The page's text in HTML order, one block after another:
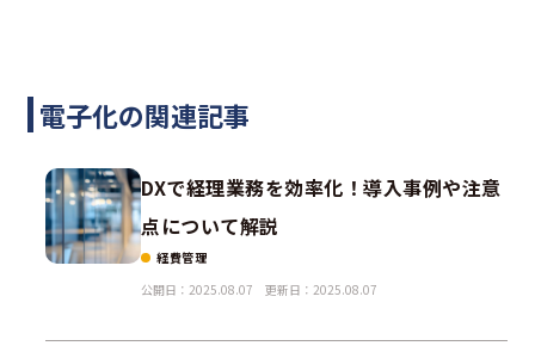
電子化の関連記事
DXで経理業務を効率化！導入事例や注意
点について解説
経費管理
公開日：2025.08.07
更新日：2025.08.07